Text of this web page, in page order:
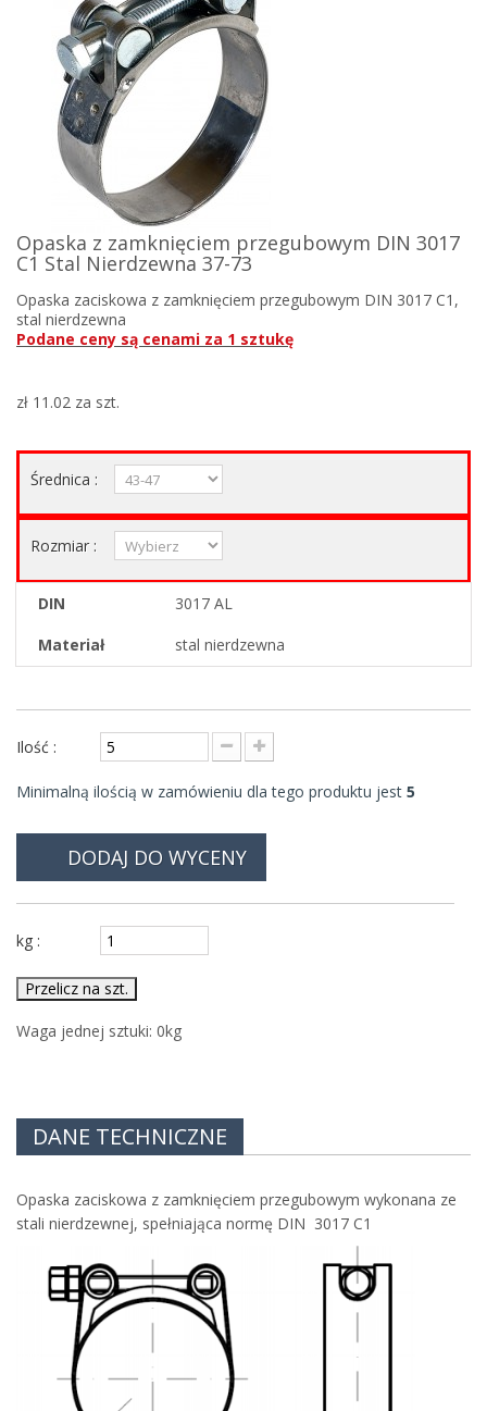
Opaska z zamknięciem przegubowym DIN 3017
C1 Stal Nierdzewna 37-73
Opaska zaciskowa z zamknięciem przegubowym DIN 3017 C1,
stal nierdzewna
Podane ceny są cenami za 1 sztukę
zł 11.02 za szt.
Średnica :
Rozmiar :
DIN
3017 AL
Materiał
stal nierdzewna
Ilość :
Minimalną ilością w zamówieniu dla tego produktu jest 5
DODAJ DO WYCENY
kg :
Przelicz na szt.
Waga jednej sztuki: 0kg
DANE TECHNICZNE
Opaska zaciskowa z zamknięciem przegubowym wykonana ze
stali nierdzewnej, spełniająca normę DIN 3017 C1